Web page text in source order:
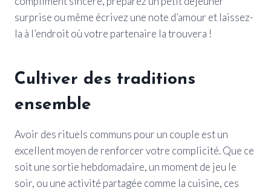
surprise ou même écrivez une note d’amour et laissez-
la à l’endroit où votre partenaire la trouvera !
Cultiver des traditions
ensemble
Avoir des rituels communs pour un couple est un
excellent moyen de renforcer votre complicité. Que ce
soit une sortie hebdomadaire, un moment de jeu le
soir, ou une activité partagée comme la cuisine, ces